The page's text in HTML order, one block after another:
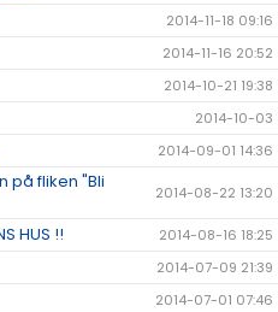
2014-11-18 09:16
2014-11-16 20:52
2014-10-21 19:38
2014-10-03
2014-09-01 14:36
på fliken "Bli
2014-08-22 13:20
HUS !! 2014-08-16 18:25
2014-07-09 21:39
2014-07-01 07:46